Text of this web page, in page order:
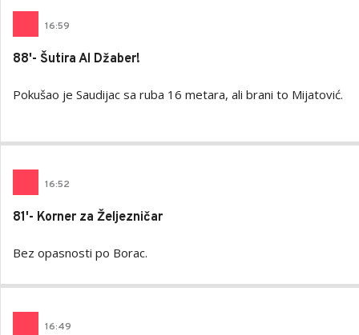
16:59
88'- Šutira Al Džaber!
Pokušao je Saudijac sa ruba 16 metara, ali brani to Mijatović.
16:52
81'- Korner za Željezničar
Bez opasnosti po Borac.
16:49